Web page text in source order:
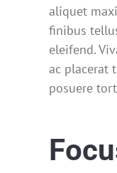
aliquet
finibus
eleifend.
ac placerat
posuere